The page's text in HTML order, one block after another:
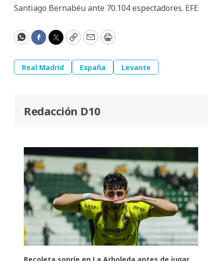
Santiago Bernabéu ante 70.104 espectadores. EFE
WhatsApp
Facebook
Twitter
CopyEmailPrint
Real Madrid España Levante
Redacción D10